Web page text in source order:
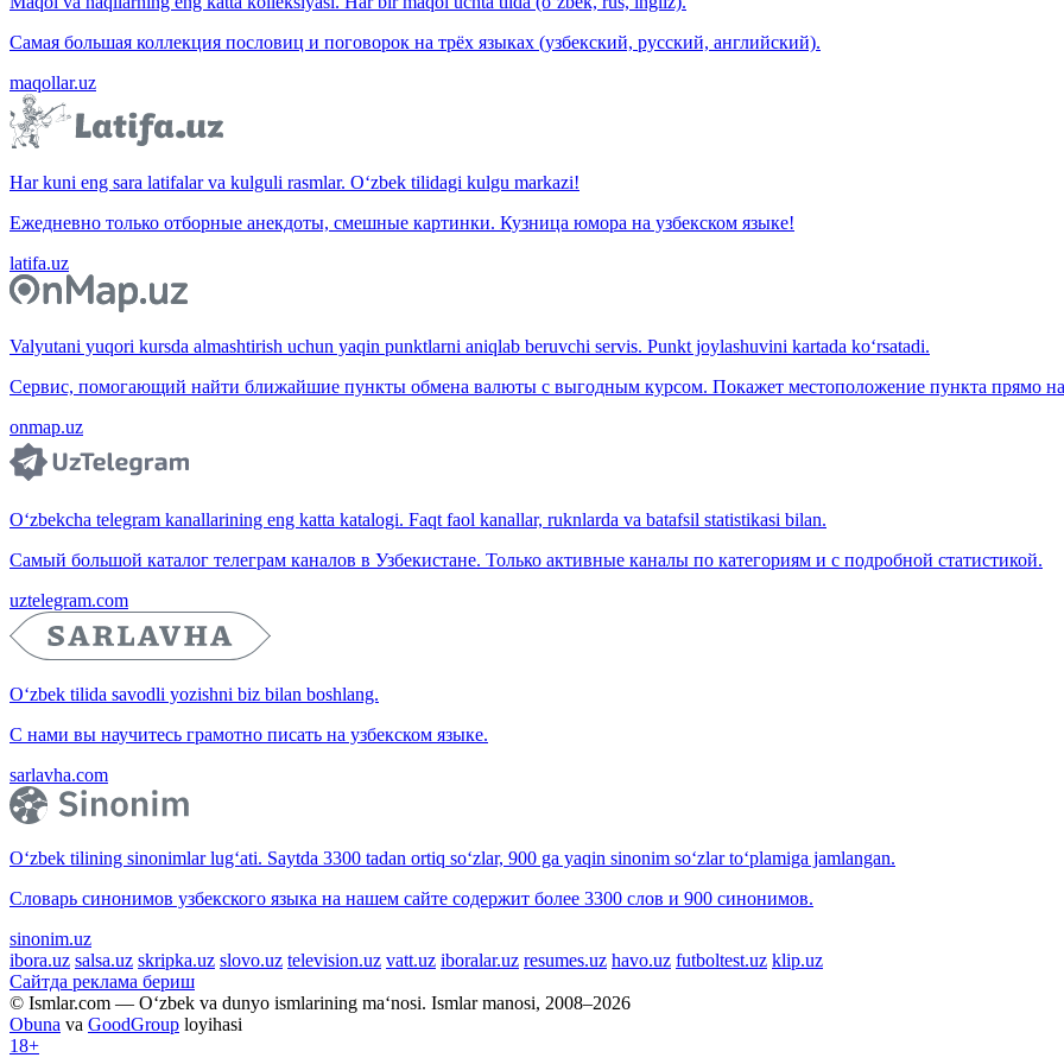
Самая большая коллекция пословиц и поговорок на трёх языках (узбекский, русский, английский).
maqollar.uz
Har kuni eng sara latifalar va kulguli rasmlar. O‘zbek tilidagi kulgu markazi!
Ежедневно только отборные анекдоты, смешные картинки. Кузница юмора на узбекском языке!
latifa.uz
Valyutani yuqori kursda almashtirish uchun yaqin punktlarni aniqlab beruvchi servis. Punkt joylashuvini kartada ko‘rsatadi.
Сервис, помогающий найти ближайшие пункты обмена валюты с выгодным курсом. Покажет местоположение пункта прямо на
onmap.uz
O‘zbekcha telegram kanallarining eng katta katalogi. Faqt faol kanallar, ruknlarda va batafsil statistikasi bilan.
Самый большой каталог телеграм каналов в Узбекистане. Только активные каналы по категориям и с подробной статистикой.
uztelegram.com
O‘zbek tilida savodli yozishni biz bilan boshlang.
С нами вы научитесь грамотно писать на узбекском языке.
sarlavha.com
O‘zbek tilining sinonimlar lug‘ati. Saytda 3300 tadan ortiq so‘zlar, 900 ga yaqin sinonim so‘zlar to‘plamiga jamlangan.
Словарь синонимов узбекского языка на нашем сайте содержит более 3300 слов и 900 синонимов.
sinonim.uz
ibora.uz salsa.uz skripka.uz slovo.uz television.uz vatt.uz iboralar.uz resumes.uz havo.uz futboltest.uz klip.uz
Сайтда реклама бериш
© Ismlar.com — O‘zbek va dunyo ismlarining ma‘nosi. Ismlar manosi, 2008–2026
Obuna va GoodGroup loyihasi
18+